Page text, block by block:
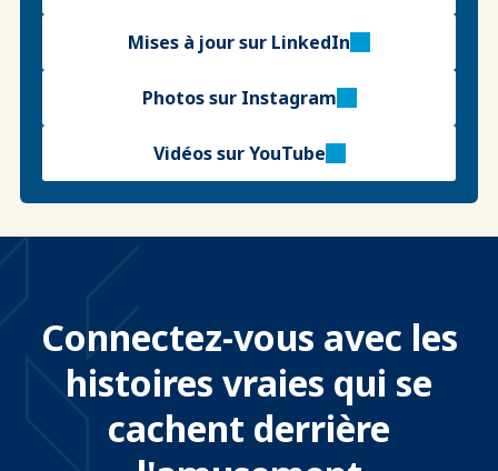
Mises à jour sur LinkedIn
Photos sur Instagram
Vidéos sur YouTube
Connectez-vous avec les
histoires vraies qui se
cachent derrière